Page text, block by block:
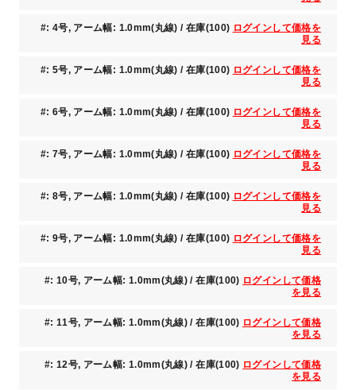
#: 4号, アーム幅: 1.0mm(丸線) / 在庫(100) ログインして価格を
見る
#: 5号, アーム幅: 1.0mm(丸線) / 在庫(100) ログインして価格を
見る
#: 6号, アーム幅: 1.0mm(丸線) / 在庫(100) ログインして価格を
見る
#: 7号, アーム幅: 1.0mm(丸線) / 在庫(100) ログインして価格を
見る
#: 8号, アーム幅: 1.0mm(丸線) / 在庫(100) ログインして価格を
見る
#: 9号, アーム幅: 1.0mm(丸線) / 在庫(100) ログインして価格を
見る
#: 10号, アーム幅: 1.0mm(丸線) / 在庫(100) ログインして価格
を見る
#: 11号, アーム幅: 1.0mm(丸線) / 在庫(100) ログインして価格
を見る
#: 12号, アーム幅: 1.0mm(丸線) / 在庫(100) ログインして価格
を見る